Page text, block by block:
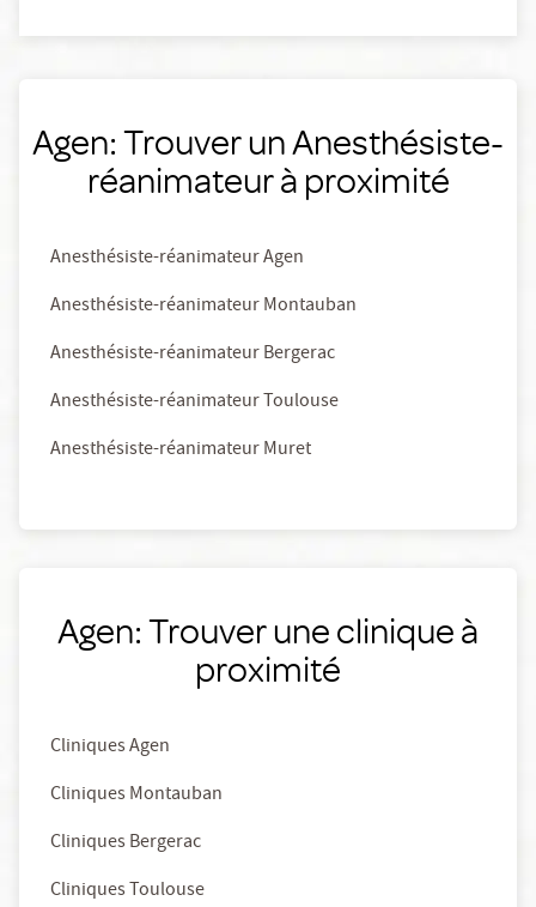
Agen: Trouver un Anesthésiste-
réanimateur à proximité
Anesthésiste-réanimateur Agen
Anesthésiste-réanimateur Montauban
Anesthésiste-réanimateur Bergerac
Anesthésiste-réanimateur Toulouse
Anesthésiste-réanimateur Muret
Agen: Trouver une clinique à
proximité
Cliniques Agen
Cliniques Montauban
Cliniques Bergerac
Cliniques Toulouse